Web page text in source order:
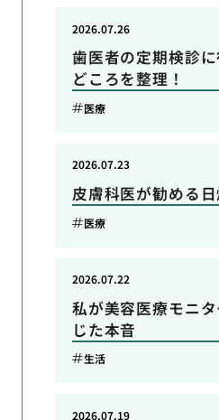
歯医者の定期検診
どころを整理！
2026.07.26
医療
皮膚科医が勧める
2026.07.23
医療
私が美容医療モニ
じた本音
2026.07.22
生活
2026.07.19